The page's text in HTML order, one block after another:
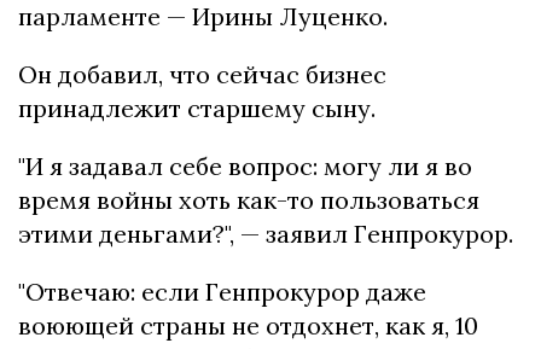
парламенте — Ирины Луценко.
Он добавил, что сейчас бизнес
принадлежит старшему сыну.
"И я задавал себе вопрос: могу ли я во
время войны хоть как-то пользоваться
этими деньгами?", — заявил Генпрокурор.
"Отвечаю: если Генпрокурор даже
воюющей страны не отдохнет, как я, 10